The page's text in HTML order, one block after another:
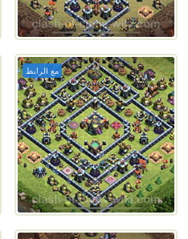
مع الرابط